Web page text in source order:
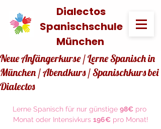
Dialectos
Spanischschule
München
Neue Anfängerkurse / Lerne Spanisch in
München / Abendkurs / Spanischkurs bei
Dialectos
Lerne Spanisch für nur günstige 98€ pro
Monat oder Intensivkurs 196€ pro Monat!